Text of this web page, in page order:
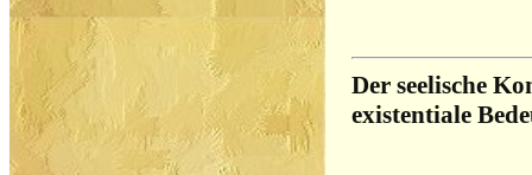
Der seelische
existentiale